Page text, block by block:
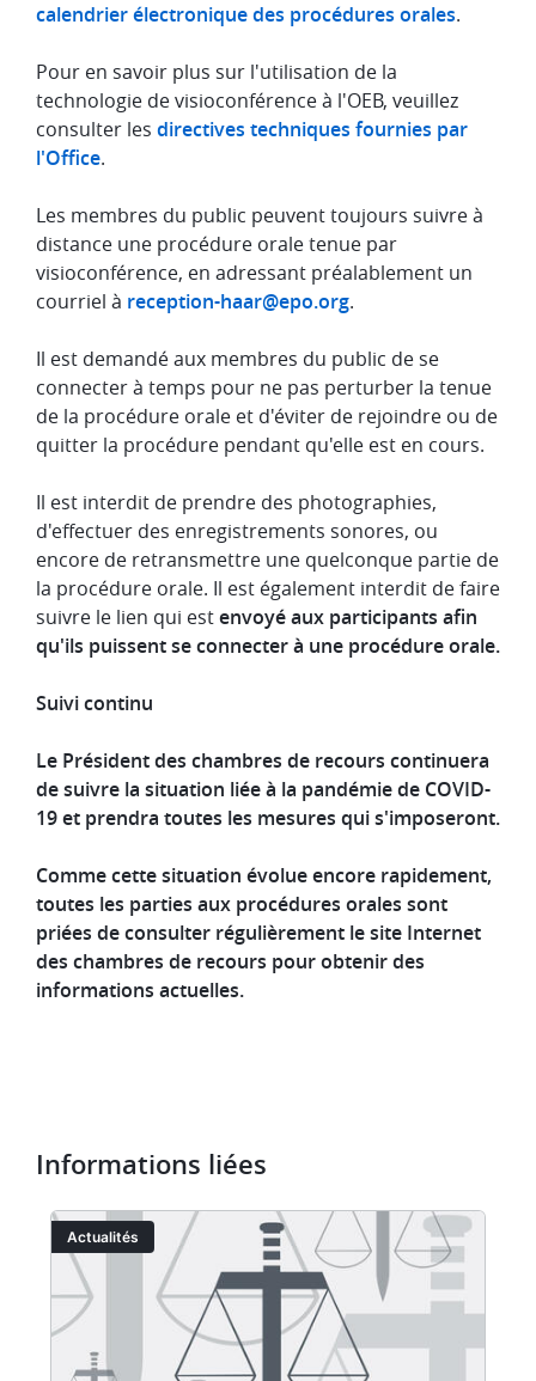
calendrier électronique des procédures orales.
Pour en savoir plus sur l'utilisation de la
technologie de visioconférence à l'OEB, veuillez
consulter les directives techniques fournies par
l'Office.
Les membres du public peuvent toujours suivre à
distance une procédure orale tenue par
visioconférence, en adressant préalablement un
courriel à reception-haar@epo.org.
Il est demandé aux membres du public de se
connecter à temps pour ne pas perturber la tenue
de la procédure orale et d'éviter de rejoindre ou de
quitter la procédure pendant qu'elle est en cours.
Il est interdit de prendre des photographies,
d'effectuer des enregistrements sonores, ou
encore de retransmettre une quelconque partie de
la procédure orale. Il est également interdit de faire
suivre le lien qui estenvoyé aux participants afin
qu'ils puissent se connecter à une procédure orale.
Suivi continu
Le Président des chambres de recours continuera
de suivre la situation liée à la pandémie de COVID-
19 et prendra toutes les mesures qui s'imposeront.
Comme cette situation évolue encore rapidement,
toutes les parties aux procédures orales sont
priées de consulter régulièrement le site Internet
des chambres de recours pour obtenir des
informations actuelles.
Informations liées
Image
Actualités